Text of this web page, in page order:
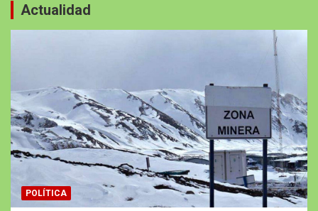
Actualidad
POLÍTICA